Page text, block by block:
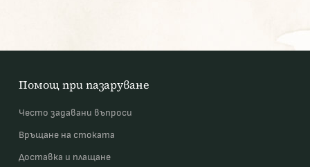
Помощ при пазаруване
Често задавани въпроси
Връщане на стоката
Доставка и плащане